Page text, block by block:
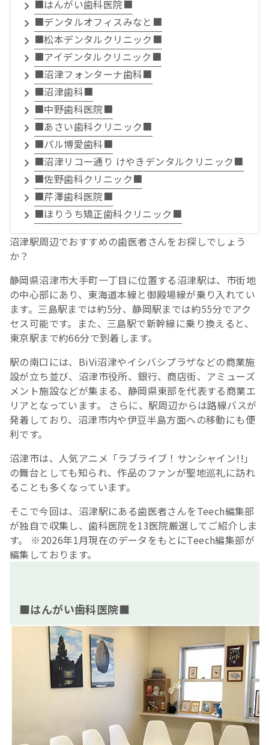
■はんがい歯科医院■
■デンタルオフィスみなと■
■松本デンタルクリニック■
■アイデンタルクリニック■
■沼津フォンターナ歯科■
■沼津歯科■
■中野歯科医院■
■あさい歯科クリニック■
■パル博愛歯科■
■沼津リコー通り けやきデンタルクリニック■
■佐野歯科クリニック■
■芹澤歯科医院■
■ほりうち矯正歯科クリニック■
沼津駅周辺でおすすめの歯医者さんをお探しでしょう
か？
静岡県沼津市大手町一丁目に位置する沼津駅は、市街地
の中心部にあり、東海道本線と御殿場線が乗り入れてい
ます。三島駅までは約5分、静岡駅までは約55分でアク
セス可能です。また、三島駅で新幹線に乗り換えると、
東京駅まで約66分で到着します。
駅の南口には、BiVi沼津やイシバシプラザなどの商業施
設が立ち並び、沼津市役所、銀行、商店街、アミューズ
メント施設などが集まる、静岡県東部を代表する商業エ
リアとなっています。 さらに、駅周辺からは路線バスが
発着しており、沼津市内や伊豆半島方面への移動にも便
利です。
沼津市は、人気アニメ「ラブライブ！サンシャイン!!」
の舞台としても知られ、作品のファンが聖地巡礼に訪れ
ることも多くなっています。
そこで今回は、沼津駅にある歯医者さんをTeech編集部
が独自で収集し、歯科医院を13医院厳選してご紹介しま
す。 ※2026年1月現在のデータをもとにTeech編集部が
編集しております。
■はんがい歯科医院■